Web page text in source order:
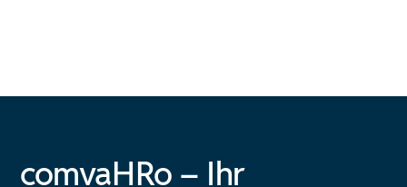
comvaHRo – Ihr